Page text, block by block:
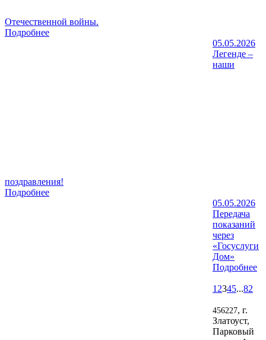
Отечественной войны.
Подробнее
05.05.2026
Легенде –
наши
поздравления!
Подробнее
05.05.2026
Передача
показаний
через
«Госуслуги
Дом»
Подробнее
1 2345...82
456227, г.
Златоуст,
Парковый